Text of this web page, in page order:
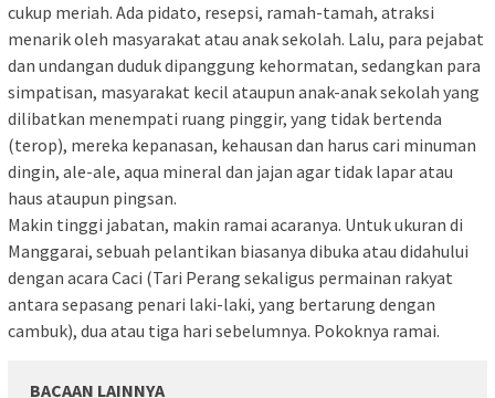
cukup meriah. Ada pidato, resepsi, ramah-tamah, atraksi
menarik oleh masyarakat atau anak sekolah. Lalu, para pejabat
dan undangan duduk dipanggung kehormatan, sedangkan para
simpatisan, masyarakat kecil ataupun anak-anak sekolah yang
dilibatkan menempati ruang pinggir, yang tidak bertenda
(terop), mereka kepanasan, kehausan dan harus cari minuman
dingin, ale-ale, aqua mineral dan jajan agar tidak lapar atau
haus ataupun pingsan.
Makin tinggi jabatan, makin ramai acaranya. Untuk ukuran di
Manggarai, sebuah pelantikan biasanya dibuka atau didahului
dengan acara Caci (Tari Perang sekaligus permainan rakyat
antara sepasang penari laki-laki, yang bertarung dengan
cambuk), dua atau tiga hari sebelumnya. Pokoknya ramai.
BACAAN LAINNYA